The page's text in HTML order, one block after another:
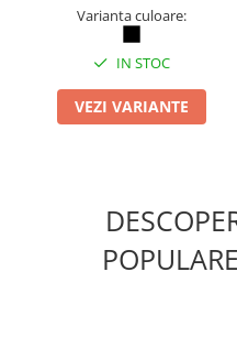
Varianta culoare:
IN STOC
VEZI VARIANTE